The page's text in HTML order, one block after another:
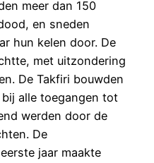
meer dan 150
en sneden
hun kelen door. De
met uitzondering
De Takfiri bouwden
alle toegangen tot
werden door de
De
jaar maakte